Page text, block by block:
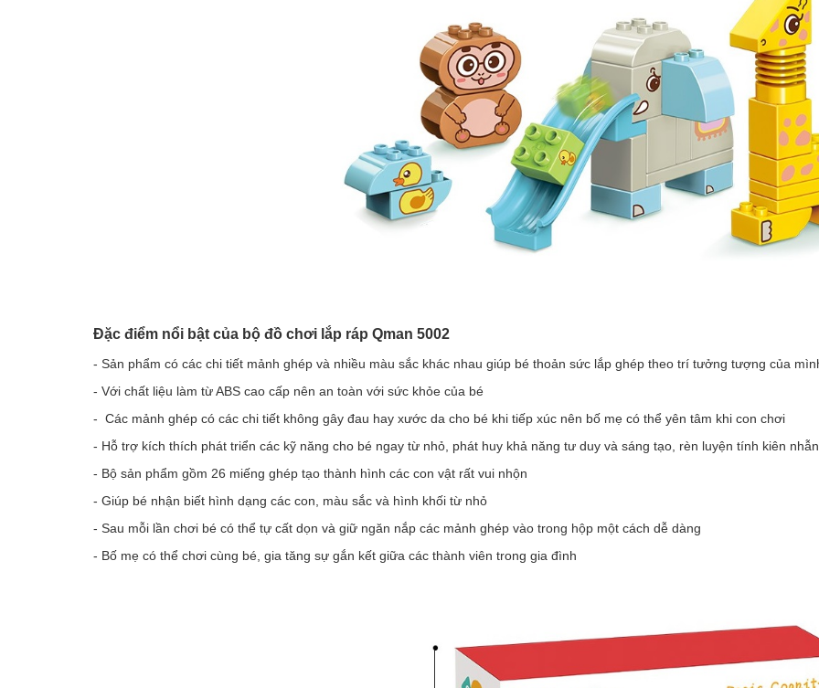
Đặc điểm nổi bật của bộ đồ chơi lắp ráp Qman 5002
- Sản phẩm có các chi tiết mảnh ghép và nhiều màu sắc khác nhau giúp bé thoản sức lắp ghép theo trí tưởng tượng của
- Với chất liệu làm từ ABS cao cấp nên an toàn với sức khỏe của bé
- Các mảnh ghép có các chi tiết không gây đau hay xước da cho bé khi tiếp xúc nên bố mẹ có thể yên tâm khi con chơi
- Hỗ trợ kích thích phát triển các kỹ năng cho bé ngay từ nhỏ, phát huy khả năng tư duy và sáng tạo, rèn luyện tính kiên
- Bộ sản phẩm gồm 26 miếng ghép tạo thành hình các con vật rất vui nhộn
- Giúp bé nhận biết hình dạng các con, màu sắc và hình khối từ nhỏ
- Sau mỗi lần chơi bé có thể tự cất dọn và giữ ngăn nắp các mảnh ghép vào trong hộp một cách dễ dàng
- Bố mẹ có thể chơi cùng bé, gia tăng sự gắn kết giữa các thành viên trong gia đình